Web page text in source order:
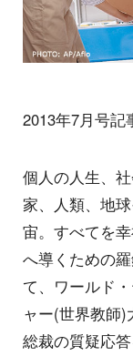
2013年7月号記
個人の人生、
家、人類、地
宙。すべてを
へ導くための
て、ワールド
ャー(世界教師)
総裁の質疑応